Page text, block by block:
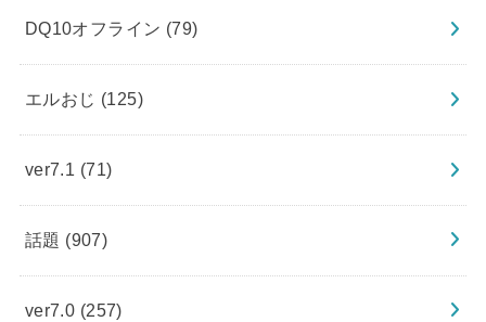
DQ10オフライン (79)
エルおじ (125)
ver7.1 (71)
話題 (907)
ver7.0 (257)